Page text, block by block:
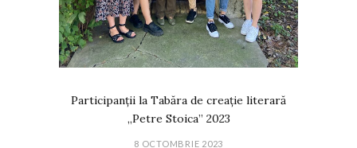
Participanții la Tabăra de creație literară
„Petre Stoica” 2023
8 OCTOMBRIE 2023